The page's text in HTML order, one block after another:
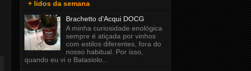
+ lidos da semana
Brachetto d'Acqui DOCG
A minha curiosidade enológica
sempre é atiçada por vinhos
com estilos diferentes, fora do
nosso habitual. Por isso,
quando eu vi o Batasiolo...